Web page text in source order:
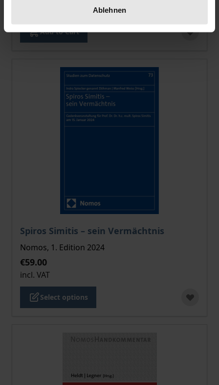
Ablehnen
Add to Cart
Spiros Simitis – sein Vermächtnis
The price depends on the options chosen on the
Nomos, 1. Edition 2024
€59.00
incl. VAT
Select options